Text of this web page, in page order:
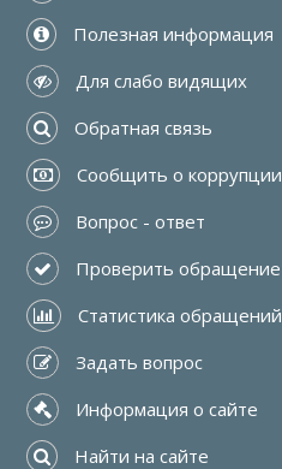
Полезная информация
Для слабо видящих
Обратная связь
Сообщить о коррупции
Вопрос - ответ
Проверить обращение
Статистика обращений
Задать вопрос
Информация о сайте
Найти на сайте